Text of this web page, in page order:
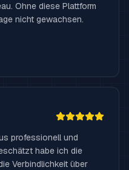
Ohne diese Plattform
nicht gewachsen.
professionell und
habe ich die
Verbindlichkeit über